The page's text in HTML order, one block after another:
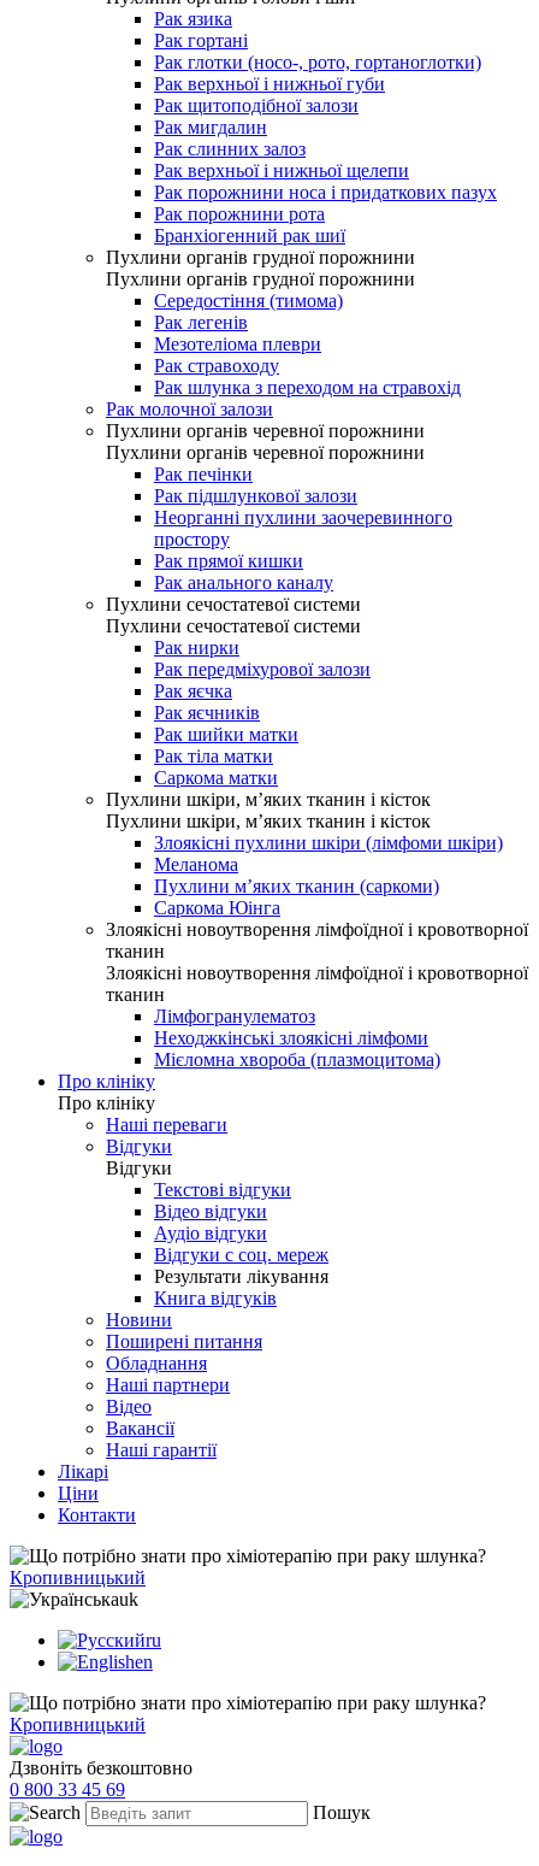
Рак язика
Рак гортані
Рак глотки (носо-, рото, гортаноглотки)
Рак верхньої і нижньої губи
Рак щитоподібної залози
Рак мигдалин
Рак слинних залоз
Рак верхньої і нижньої щелепи
Рак порожнини носа і придаткових пазух
Рак порожнини рота
Бранхіогенний рак шиї
Пухлини органів грудної порожнини
Пухлини органів грудної порожнини
Середостіння (тимома)
Рак легенів
Мезотеліома плеври
Рак стравоходу
Рак шлунка з переходом на стравохід
Рак молочної залози
Пухлини органів черевної порожнини
Пухлини органів черевної порожнини
Рак печінки
Рак підшлункової залози
Неорганні пухлини заочеревинного
простору
Рак прямої кишки
Рак анального каналу
Пухлини сечостатевої системи
Пухлини сечостатевої системи
Рак нирки
Рак передміхурової залози
Рак яєчка
Рак яєчників
Рак шийки матки
Рак тіла матки
Саркома матки
Пухлини шкіри, м’яких тканин і кісток
Пухлини шкіри, м’яких тканин і кісток
Злоякісні пухлини шкіри (лімфоми шкіри)
Меланома
Пухлини м’яких тканин (саркоми)
Саркома Юінга
Злоякісні новоутворення лімфоїдної і кровотворної
тканин
Злоякісні новоутворення лімфоїдної і кровотворної
тканин
Лімфогранулематоз
Неходжкінські злоякісні лімфоми
Мієломна хвороба (плазмоцитома)
Про клініку
Про клініку
Наші переваги
Відгуки
Відгуки
Текстові відгуки
Відео відгуки
Аудіо відгуки
Відгуки с соц. мереж
Результати лікування
Книга відгуків
Новини
Поширені питання
Обладнання
Наші партнери
Відео
Вакансії
Наші гарантії
Лікарі
Ціни
Контакти
Кропивницький
uk
ru
en
Кропивницький
Дзвоніть безкоштовно
0 800 33 45 69
Пошук